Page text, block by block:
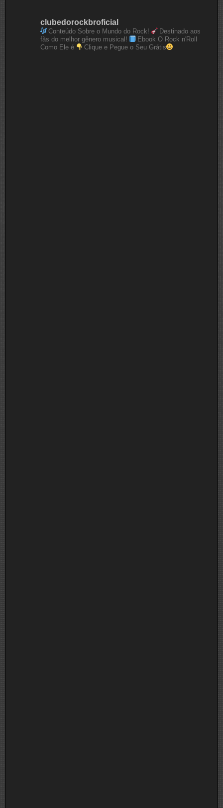
clubedorockbroficial
Conteúdo Sobre o Mundo do Rock!
Destinado aos
fãs do melhor gênero musical!
Ebook O Rock n'Roll
Como Ele é
Clique e Pegue o Seu Grátis